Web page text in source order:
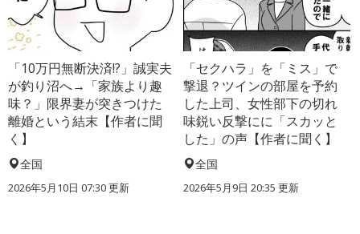
「10万円無断決済!?」誠実夫
が釣り沼へ→「家族より趣
味？」限界妻が突きつけた
離婚という結末【作者に聞
く】
全国
2026年5月10日 07:30 更新
「セクハラ」を「ミス」で
撃退？ツインの部屋を予約
した上司、女性部下の切れ
味鋭い反撃にに「スカッと
した」の声【作者に聞く】
全国
2026年5月9日 20:35 更新